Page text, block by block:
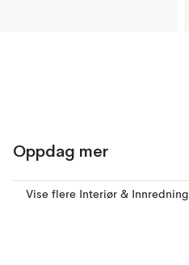
Oppdag mer
Vise flere Interiør & Innredning